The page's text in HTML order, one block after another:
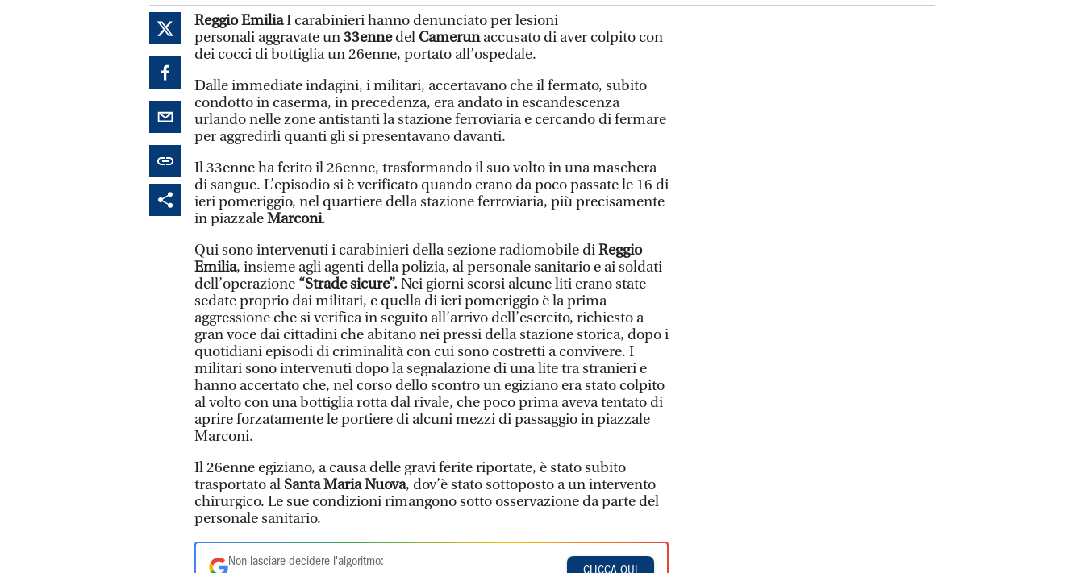
Reggio EmiliaI carabinieri hanno denunciato per lesioni
personali aggravate un33ennedel Camerunaccusato di aver colpito con
dei cocci di bottiglia un 26enne, portato all’ospedale.
Dalle immediate indagini, i militari, accertavano che il fermato, subito
condotto in caserma, in precedenza, era andato in escandescenza
urlando nelle zone antistanti la stazione ferroviaria e cercando di fermare
per aggredirli quanti gli si presentavano davanti.
Il 33enne ha ferito il 26enne, trasformando il suo volto in una maschera
di sangue. L’episodio si è verificato quando erano da poco passate le 16 di
ieri pomeriggio, nel quartiere della stazione ferroviaria, più precisamente
in piazzaleMarconi.
Qui sono intervenuti i carabinieri della sezione radiomobile diReggio
Emilia, insieme agli agenti della polizia, al personale sanitario e ai soldati
dell’operazione “Strade sicure”.Nei giorni scorsi alcune liti erano state
sedate proprio dai militari, e quella di ieri pomeriggio è la prima
aggressione che si verifica in seguito all’arrivo dell’esercito, richiesto a
gran voce dai cittadini che abitano nei pressi della stazione storica, dopo i
quotidiani episodi di criminalità con cui sono costretti a convivere. I
militari sono intervenuti dopo la segnalazione di una lite tra stranieri e
hanno accertato che, nel corso dello scontro un egiziano era stato colpito
al volto con una bottiglia rotta dal rivale, che poco prima aveva tentato di
aprire forzatamente le portiere di alcuni mezzi di passaggio in piazzale
Marconi.
Il 26enne egiziano, a causa delle gravi ferite riportate, è stato subito
trasportato al Santa Maria Nuova, dov’è stato sottoposto a un intervento
chirurgico. Le sue condizioni rimangono sotto osservazione da parte del
personale sanitario.
Non lasciare decidere l'algoritmo:
CLICCA QUI